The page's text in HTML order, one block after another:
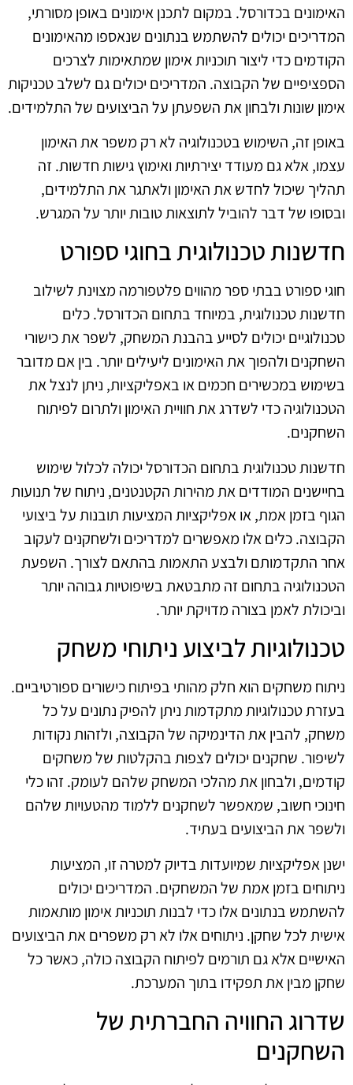
האימונים בכדורסל. במקום לתכנן אימונים באופן מסורתי,
המדריכים יכולים להשתמש בנתונים שנאספו מהאימונים
הקודמים כדי ליצור תוכניות אימון שמתאימות לצרכים
הספציפיים של הקבוצה. המדריכים יכולים גם לשלב טכניקות
אימון שונות ולבחון את השפעתן על הביצועים של התלמידים.
באופן זה, השימוש בטכנולוגיה לא רק משפר את האימון
עצמו, אלא גם מעודד יצירתיות ואימוץ גישות חדשות. זה
תהליך שיכול לחדש את האימון ולאתגר את התלמידים,
ובסופו של דבר להוביל לתוצאות טובות יותר על המגרש.
חדשנות טכנולוגית בחוגי ספורט
חוגי ספורט בבתי ספר מהווים פלטפורמה מצוינת לשילוב
חדשנות טכנולוגית, במיוחד בתחום הכדורסל. כלים
טכנולוגיים יכולים לסייע בהבנת המשחק, לשפר את כישורי
השחקנים ולהפוך את האימונים ליעילים יותר. בין אם מדובר
בשימוש במכשירים חכמים או באפליקציות, ניתן לנצל את
הטכנולוגיה כדי לשדרג את חוויית האימון ולתרום לפיתוח
השחקנים.
חדשנות טכנולוגית בתחום הכדורסל יכולה לכלול שימוש
בחיישנים המודדים את מהירות הקטנטנים, ניתוח של תנועות
הגוף בזמן אמת, או אפליקציות המציעות תובנות על ביצועי
הקבוצה. כלים אלו מאפשרים למדריכים ולשחקנים לעקוב
אחר התקדמותם ולבצע התאמות בהתאם לצורך. השפעת
הטכנולוגיה בתחום זה מתבטאת בשיפוטיות גבוהה יותר
וביכולת לאמן בצורה מדויקת יותר.
טכנולוגיות לביצוע ניתוחי משחק
ניתוח משחקים הוא חלק מהותי בפיתוח כישורים ספורטיביים.
בעזרת טכנולוגיות מתקדמות ניתן להפיק נתונים על כל
משחק, להבין את הדינמיקה של הקבוצה, ולזהות נקודות
לשיפור. שחקנים יכולים לצפות בהקלטות של משחקים
קודמים, ולבחון את מהלכי המשחק שלהם לעומק. זהו כלי
חינוכי חשוב, שמאפשר לשחקנים ללמוד מהטעויות שלהם
ולשפר את הביצועים בעתיד.
ישנן אפליקציות שמיועדות בדיוק למטרה זו, המציעות
ניתוחים בזמן אמת של המשחקים. המדריכים יכולים
להשתמש בנתונים אלו כדי לבנות תוכניות אימון מותאמות
אישית לכל שחקן. ניתוחים אלו לא רק משפרים את הביצועים
האישיים אלא גם תורמים לפיתוח הקבוצה כולה, כאשר כל
שחקן מבין את תפקידו בתוך המערכת.
שדרוג החוויה החברתית של
השחקנים